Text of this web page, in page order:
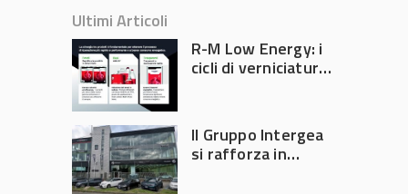
Ultimi Articoli
R-M Low Energy: i
cicli di verniciatura
tempi e costi in
carrozzeria
Il Gruppo Intergea
si rafforza in